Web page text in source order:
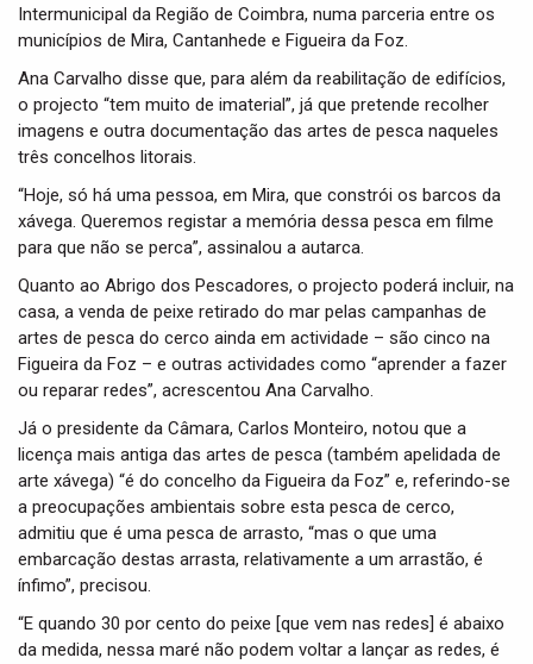
Intermunicipal da Região de Coimbra, numa parceria entre os
municípios de Mira, Cantanhede e Figueira da Foz.
Ana Carvalho disse que, para além da reabilitação de edifícios,
o projecto “tem muito de imaterial”, já que pretende recolher
imagens e outra documentação das artes de pesca naqueles
três concelhos litorais.
“Hoje, só há uma pessoa, em Mira, que constrói os barcos da
xávega. Queremos registar a memória dessa pesca em filme
para que não se perca”, assinalou a autarca.
Quanto ao Abrigo dos Pescadores, o projecto poderá incluir, na
casa, a venda de peixe retirado do mar pelas campanhas de
artes de pesca do cerco ainda em actividade – são cinco na
Figueira da Foz – e outras actividades como “aprender a fazer
ou reparar redes”, acrescentou Ana Carvalho.
Já o presidente da Câmara, Carlos Monteiro, notou que a
licença mais antiga das artes de pesca (também apelidada de
arte xávega) “é do concelho da Figueira da Foz” e, referindo-se
a preocupações ambientais sobre esta pesca de cerco,
admitiu que é uma pesca de arrasto, “mas o que uma
embarcação destas arrasta, relativamente a um arrastão, é
ínfimo”, precisou.
“E quando 30 por cento do peixe [que vem nas redes] é abaixo
da medida, nessa maré não podem voltar a lançar as redes, é